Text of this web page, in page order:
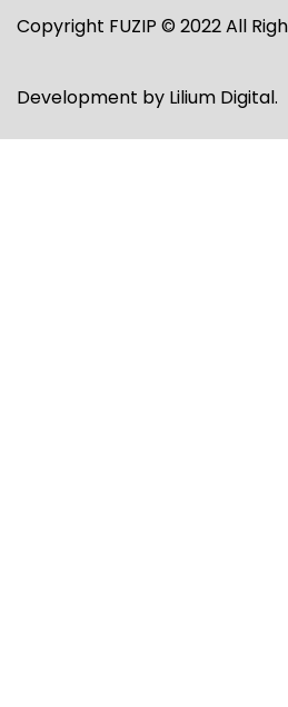
Copyright FUZIP © 2022 All
Development by Lilium Digital.